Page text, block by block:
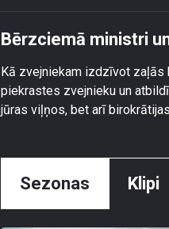
Bērzciemā ministri
Kā zvejniekam izdzīvot zaļās
piekrastes zvejnieku un
jūras viļņos, bet arī
Sezonas Klipi